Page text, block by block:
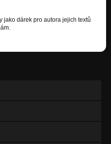
jako dárek pro autora jejich textů